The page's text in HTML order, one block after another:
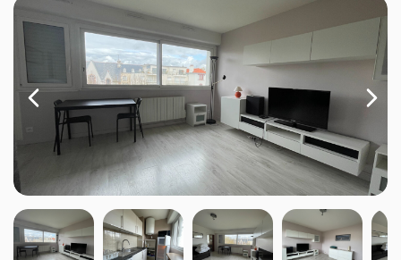
Estimation
Nos agences
Contact